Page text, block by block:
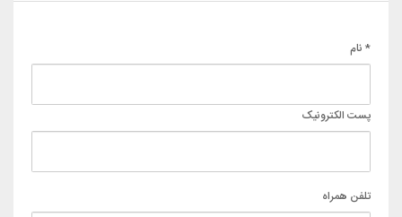
* نام
پست الکترونیک
تلفن همراه